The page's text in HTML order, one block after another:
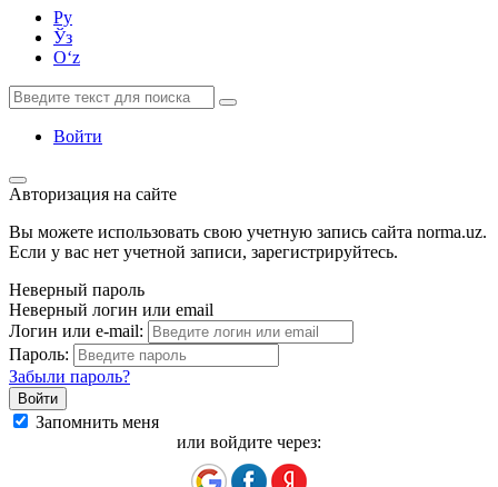
Ру
Ўз
Oʻz
Войти
Авторизация на сайте
Вы можете использовать свою учетную запись сайта norma.uz.
Если у вас нет учетной записи, зарегистрируйтесь.
Неверный пароль
Неверный логин или email
Логин или e-mail:
Пароль:
Забыли пароль?
Запомнить меня
или войдите через: